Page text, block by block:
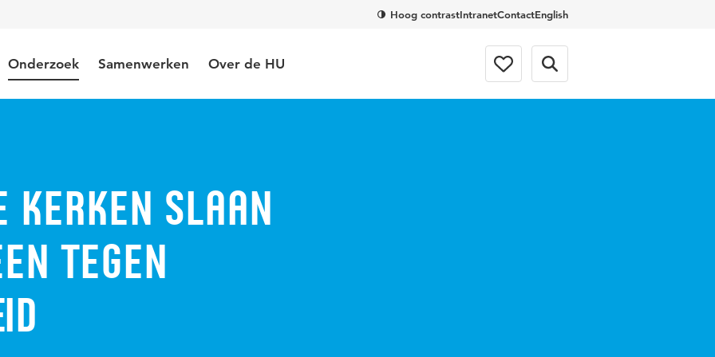
Hoog contrastIntranetContactEnglish
Onderzoek Samenwerken Over de HU
kerken slaan
tegen